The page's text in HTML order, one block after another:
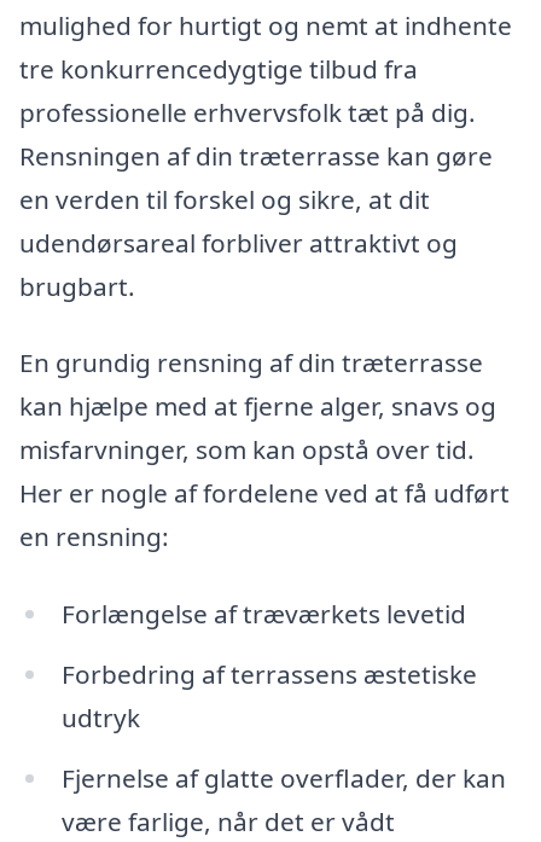
mulighed for hurtigt og nemt at indhente
tre konkurrencedygtige tilbud fra
professionelle erhvervsfolk tæt på dig.
Rensningen af din træterrasse kan gøre
en verden til forskel og sikre, at dit
udendørsareal forbliver attraktivt og
brugbart.
En grundig rensning af din træterrasse
kan hjælpe med at fjerne alger, snavs og
misfarvninger, som kan opstå over tid.
Her er nogle af fordelene ved at få udført
en rensning:
Forlængelse af træværkets levetid
Forbedring af terrassens æstetiske
udtryk
Fjernelse af glatte overflader, der kan
være farlige, når det er vådt